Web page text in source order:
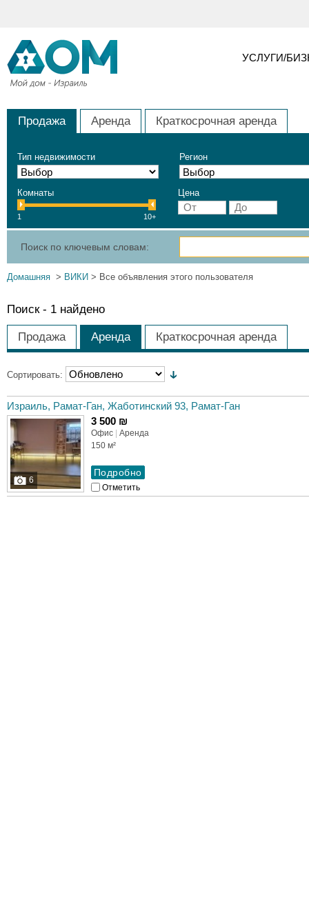
УСЛУГИ/
Продажа Аренда Краткосрочная аренда
Тип недвижимости Регион
Комнаты
1 10+
Цена
Поиск по ключевым словам:
Домашняя > ВИКИ > Все объявления этого пользователя
Поиск - 1 найдено
Продажа Аренда Краткосрочная аренда
Сортировать:
Израиль, Рамат-Ган, Жаботинский 93, Рамат-Ган
6
3 500 ₪
Офис
Аренда
150 м²
Отметить